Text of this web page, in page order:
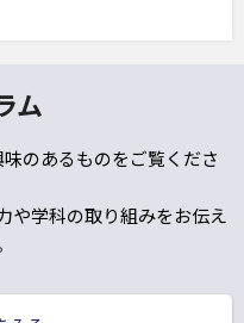
ム
のあるものをご覧くださ
や学科の取り組みをお伝え